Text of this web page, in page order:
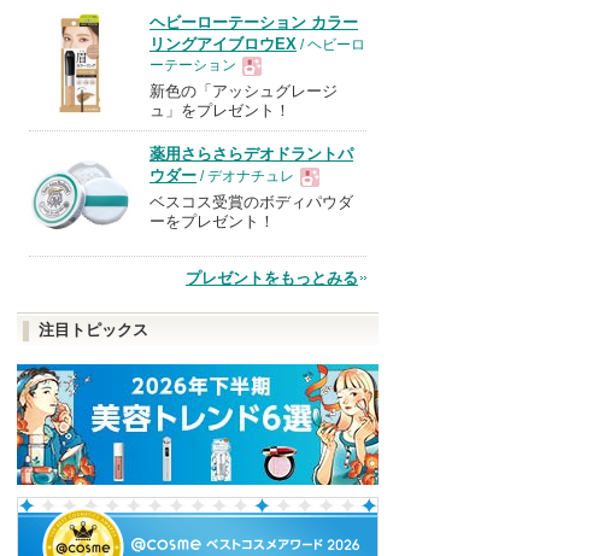
ヘビーローテーション カラー
リングアイブロウEX / ヘビーロ
ーテーション
現
品
新色の「アッシュグレージ
ュ」をプレゼント！
薬用さらさらデオドラントパ
ウダー / デオナチュレ
現
品
ベスコス受賞のボディパウダ
ーをプレゼント！
プレゼントをもっとみる
注目トピックス